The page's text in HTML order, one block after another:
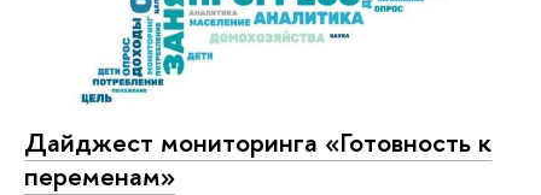
Дайджест мониторинга «Готовность к
переменам»